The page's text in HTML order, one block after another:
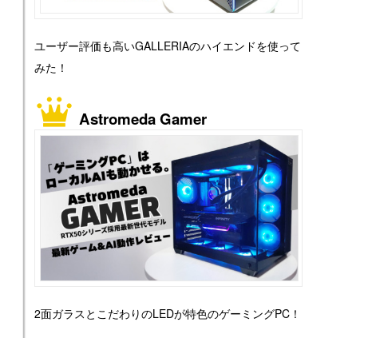
ユーザー評価も高いGALLERIAのハイエンドを使って
みた！
Astromeda Gamer
2面ガラスとこだわりのLEDが特色のゲーミングPC！